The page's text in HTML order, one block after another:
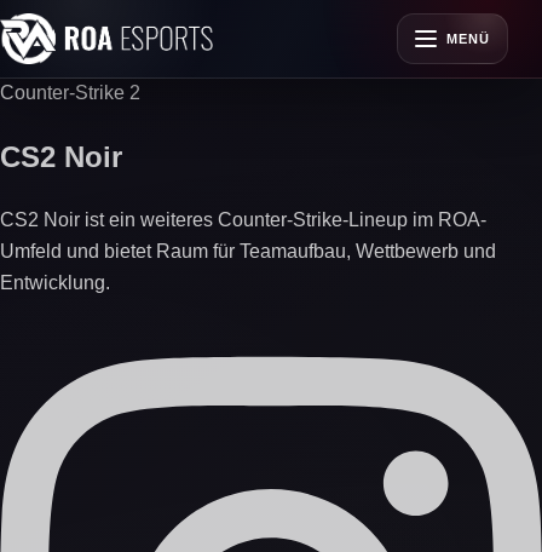
MENÜ
Counter-Strike 2
CS2 Noir
CS2 Noir ist ein weiteres Counter-Strike-Lineup im ROA-
Umfeld und bietet Raum für Teamaufbau, Wettbewerb und
Entwicklung.